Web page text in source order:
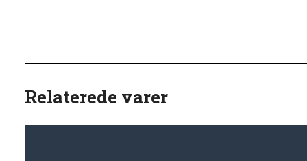
Relaterede varer